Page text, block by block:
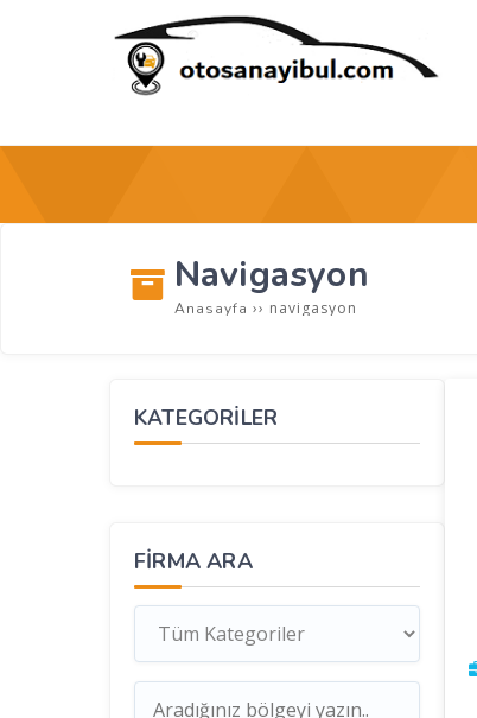
Navigasyon
Anasayfa ›› navigasyon
KATEGORİLER
FIRMA ARA